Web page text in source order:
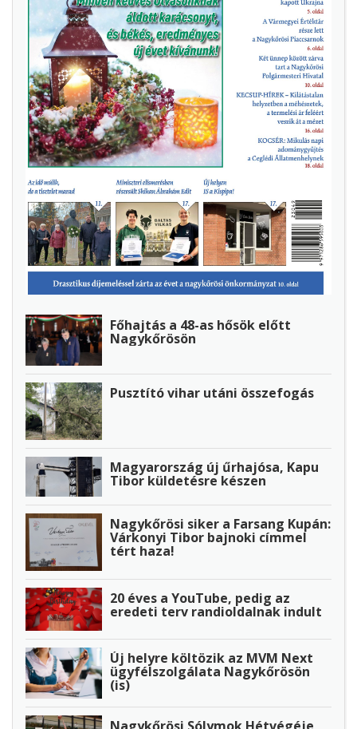
Főhajtás a 48-as hősök előtt
Nagykőrösön
Pusztító vihar utáni összefogás
Magyarország új űrhajósa, Kapu
Tibor küldetésre készen
Nagykőrösi siker a Farsang Kupán:
Várkonyi Tibor bajnoki címmel
tért haza!
20 éves a YouTube, pedig az
eredeti terv randioldalnak indult
Új helyre költözik az MVM Next
ügyfélszolgálata Nagykőrösön
(is)